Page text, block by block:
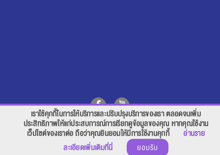
© 2018-2019 THAI-NICHI INSTITUTE OF TECHNOLOGY (TNI) ALL RIGHTS RESERVED.
เราใช้คุกกี้ในการให้บริการและปรับปรุงบริการของเรา ตลอดจนเพิ่ม
ประสิทธิภาพให้แก่ประสบการณ์การเรียกดูข้อมูลของคุณ หากคุณใช้งาน
เว็ปไซต์ของเราต่อ ถือว่าคุณยินยอมให้มีการใช้งานคุกกี้
อ่านราย
ละเอียดเพิ่มเติมที่นี่
ยอมรับ
สอบถาม คลิก